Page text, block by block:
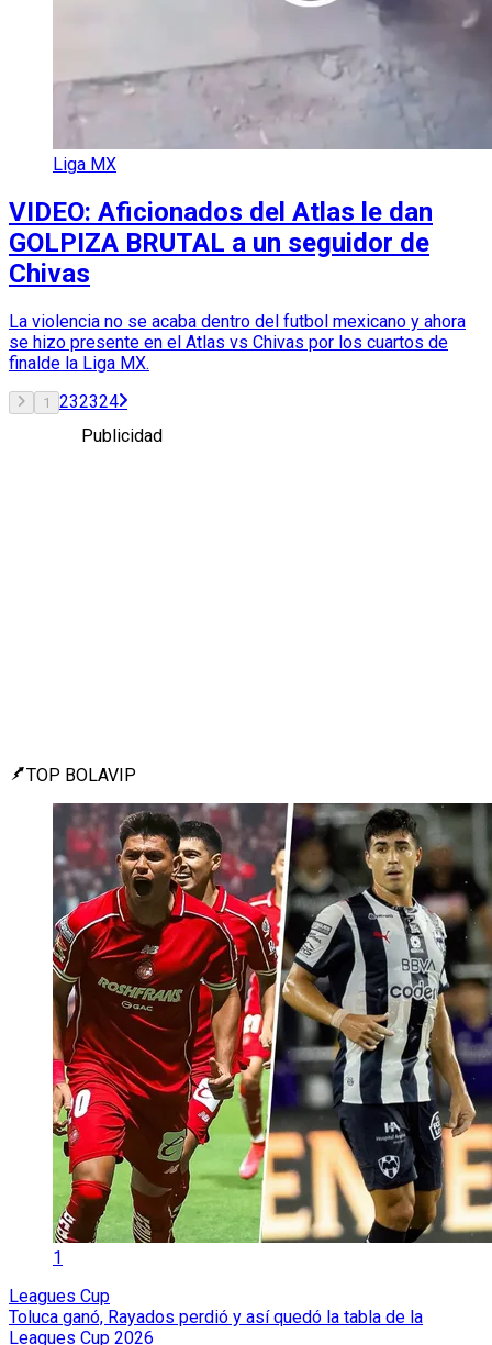
Liga MX
VIDEO: Aficionados del Atlas le dan
GOLPIZA BRUTAL a un seguidor de
Chivas
La violencia no se acaba dentro del futbol mexicano y ahora
se hizo presente en el Atlas vs Chivas por los cuartos de
finalde la Liga MX.
1 232324
Publicidad
TOP BOLAVIP
1
Leagues Cup
Toluca ganó, Rayados perdió y así quedó la tabla de la
Leagues Cup 2026